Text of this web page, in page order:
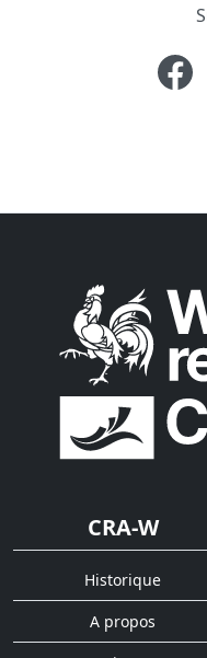
CRA-W
Historique
A propos